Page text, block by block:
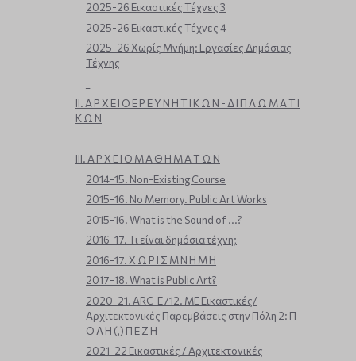
2025-26 Εικαστικές Τέχνες 3
2025-26 Εικαστικές Τέχνες 4
2025-26 Χωρίς Μνήμη: Εργασίες Δημόσιας
Τέχνης
ΙΙ. Α Ρ Χ Ε Ι Ο Ε Ρ Ε Υ Ν Η Τ Ι Κ Ω Ν - Δ Ι Π Λ Ω Μ Α Τ Ι
Κ Ω Ν
ΙΙΙ. Α Ρ Χ Ε Ι Ο Μ Α Θ Η Μ Α Τ Ω Ν
2014-15. Non-Existing Course
2015-16. No Memory. Public Art Works
2015-16. What is the Sound of ...?
2016-17. Τι είναι δημόσια τέχνη;
2016-17. Χ Ω Ρ Ι Σ Μ Ν Η Μ Η
2017-18. What is Public Art?
2020-21. ARC_E712. ΜΕ Εικαστικές/
Αρχιτεκτονικές Παρεμβάσεις στην Πόλη 2: Π
Ο Λ Η (,) Π Ε Ζ Η
2021-22 Εικαστικές / Αρχιτεκτονικές